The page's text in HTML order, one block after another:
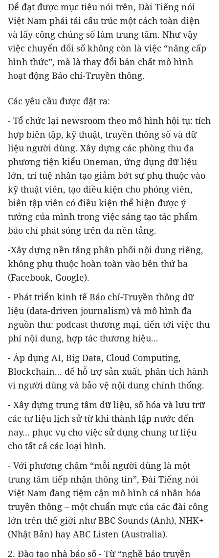
Để đạt được mục tiêu nói trên, Đài Tiếng nói
Việt Nam phải tái cấu trúc một cách toàn diện
và lấy công chúng số làm trung tâm. Như vậy
việc chuyển đổi số không còn là việc “nâng cấp
hình thức”, mà là thay đổi bản chất mô hình
hoạt động Báo chí-Truyền thông.
Các yêu cầu được đặt ra:
- Tổ chức lại newsroom theo mô hình hội tụ: tích
hợp biên tập, kỹ thuật, truyền thông số và dữ
liệu người dùng. Xây dựng các phòng thu đa
phương tiện kiểu Oneman, ứng dụng dữ liệu
lớn, trí tuệ nhân tạo giảm bớt sự phụ thuộc vào
kỹ thuật viên, tạo điều kiện cho phóng viên,
biên tập viên có điều kiện thể hiện được ý
tưởng của mình trong việc sáng tạo tác phẩm
báo chí phát sóng trên đa nền tảng.
-Xây dựng nền tảng phân phối nội dung riêng,
không phụ thuộc hoàn toàn vào bên thứ ba
(Facebook, Google).
- Phát triển kinh tế Báo chí-Truyền thông dữ
liệu (data-driven journalism) và mô hình đa
nguồn thu: podcast thương mại, tiến tới việc thu
phí nội dung, hợp tác thương hiệu...
- Áp dụng AI, Big Data, Cloud Computing,
Blockchain... để hỗ trợ sản xuất, phân tích hành
vi người dùng và bảo vệ nội dung chính thống.
- Xây dựng trung tâm dữ liệu, số hóa và lưu trữ
các tư liệu lịch sử từ khi thành lập nước đến
nay... phục vụ cho việc sử dụng chung tư liệu
cho tất cả các loại hình.
- Với phương châm “mỗi người dùng là một
trung tâm tiếp nhận thông tin”, Đài Tiếng nói
Việt Nam đang tiệm cận mô hình cá nhân hóa
truyền thông – một chuẩn mực của các đài công
lớn trên thế giới như BBC Sounds (Anh), NHK+
(Nhật Bản) hay ABC Listen (Australia).
2. Đào tạo nhà báo số - Từ “nghề báo truyền